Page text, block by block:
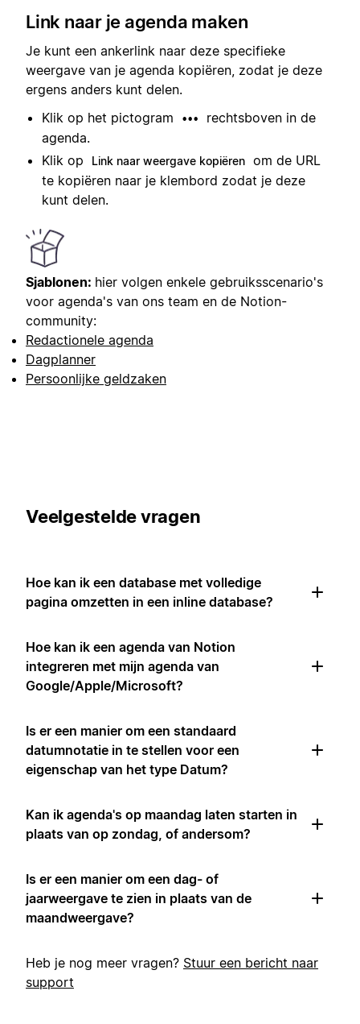
Link naar je agenda maken
Je kunt een ankerlink naar deze specifieke
weergave van je agenda kopiëren, zodat je deze
ergens anders kunt delen.
Klik op het pictogram
•••
rechtsboven in de
agenda.
Klik op
Link naar weergave kopiëren om de URL
te kopiëren naar je klembord zodat je deze
kunt delen.
Sjablonen: hier volgen enkele gebruiksscenario's
voor agenda's van ons team en de Notion-
community:
Redactionele agenda
Dagplanner
Persoonlijke geldzaken
Veelgestelde vragen
Hoe kan ik een database met volledige
pagina omzetten in een inline database?
Hoe kan ik een agenda van Notion
integreren met mijn agenda van
Google/Apple/Microsoft?
Is er een manier om een standaard
datumnotatie in te stellen voor een
eigenschap van het type Datum?
Kan ik agenda's op maandag laten starten in
plaats van op zondag, of andersom?
Is er een manier om een dag- of
jaarweergave te zien in plaats van de
maandweergave?
Heb je nog meer vragen? Stuur een bericht naar
support